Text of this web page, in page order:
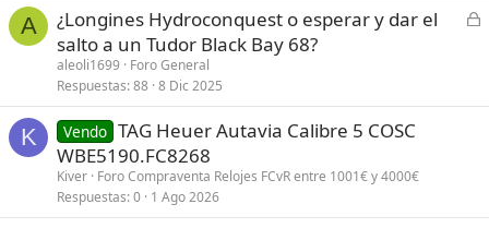
A
C
a
¿Longines Hydroconquest o esperar y dar el
salto a un Tudor Black Bay 68?
aleoli1699
Foro General
Respuestas 88 8 Dic 2025
K Vendo TAG Heuer Autavia Calibre 5 COSC
WBE5190.FC8268
Kiver Foro Compraventa Relojes FCvR entre 1001€ y 4000€
Respuestas 0 1 Ago 2026